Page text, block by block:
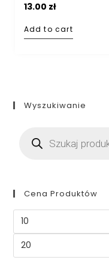
13.00 zł
Add to cart
Wyszukiwanie
Cena Produktów